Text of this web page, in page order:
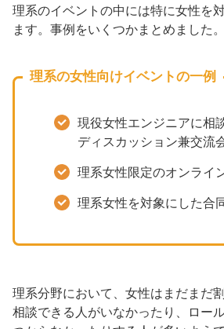
理系のイベントの中には特に女性を
ます。事例をいくつかまとめました。
理系の女性向けイベントの一例
現役女性エンジニアに相
ディスカッション兼交流
理系女性限定のオンライ
理系女性を対象にした合
理系分野において、女性はまだまだ
相談できる人がいなかったり、ロー